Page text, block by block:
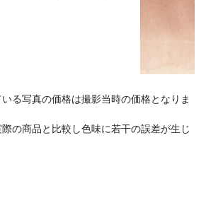
る写真の価格は撮影当時の価格となりま
の商品と比較し色味に若干の誤差が生じ